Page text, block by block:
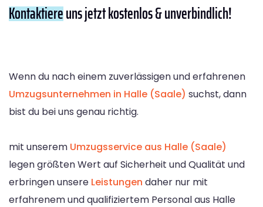
Kontaktiereuns jetzt kostenlos & unverbindlich!
Wenn du nach einem zuverlässigen und erfahrenen
Umzugsunternehmen in Halle (Saale) suchst, dann
bist du bei uns genau richtig.
mit unserem Umzugsservice aus Halle (Saale)
legen größten Wert auf Sicherheit und Qualität und
erbringen unsere Leistungen daher nur mit
erfahrenem und qualifiziertem Personal aus Halle